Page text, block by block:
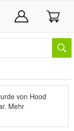
von Hood
Mehr